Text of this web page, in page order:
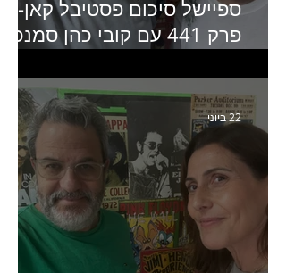
ספיישל סיכום פסטיבל קאן-
פרק 441 עם קובי כהן
22 ביוני